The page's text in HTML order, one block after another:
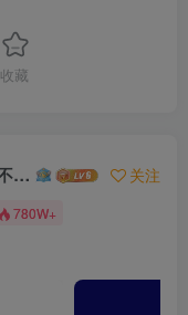
收藏
自学联盟(找在线客服我不回信息的) 关注
780W+